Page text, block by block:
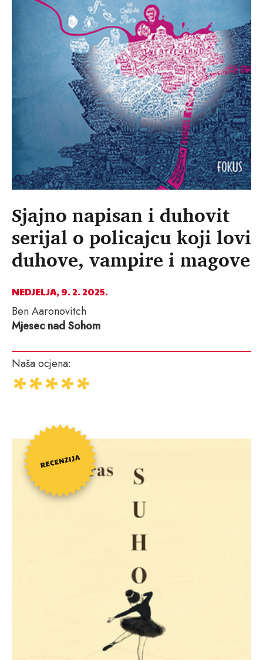
Sjajno napisan i duhovit
serijal o policajcu koji lovi
duhove, vampire i magove
NEDJELJA, 9. 2. 2025.
Ben Aaronovitch
Mjesec nad Sohom
Naša ocjena: